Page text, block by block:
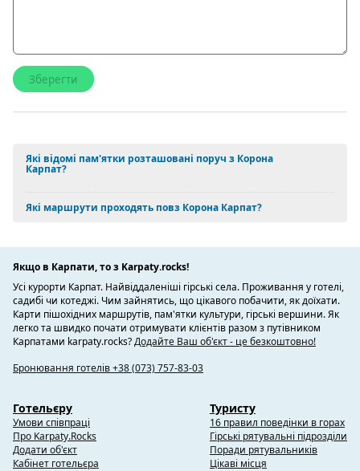
Які відомі пам'ятки розташовані поруч з Корона
Карпат?
Які маршрути проходять повз Корона Карпат?
Якщо в Карпати, то з Karpaty.rocks!
Усі курорти Карпат. Найвіддаленіші гірські села. Проживання у готелі,
садибі чи котеджі. Чим зайнятись, що цікавого побачити, як доїхати.
Карти пішохідних маршрутів, пам'ятки культури, гірські вершини. Як
легко та швидко почати отримувати клієнтів разом з путівником
Карпатами karpaty.rocks?Додайте Ваш об'єкт - це безкоштовно!
Бронювання готелів +38 (073) 757-83-03
Готельєру
Умови співпраці
Про Karpaty.Rocks
Додати об'єкт
Кабінет готельєра
Туристу
16 правил поведінки в горах
Гірські рятувальні підрозділи
Поради рятувальників
Цікаві місця